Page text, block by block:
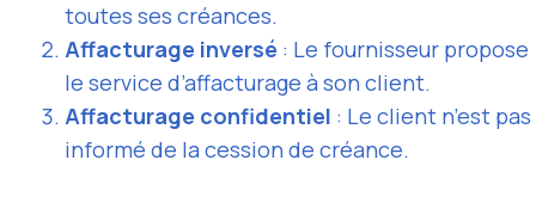
toutes ses créances.
Affacturage inversé : Le fournisseur propose
le service d’affacturage à son client.
Affacturage confidentiel : Le client n’est pas
informé de la cession de créance.